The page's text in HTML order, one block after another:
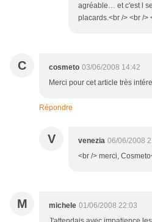
agréable… et c'est l
placards.<br /> <br />
C cosmeto 03/06/2008 14:42
Merci pour cet article très
Répondre
V venezia 06/06/2008
<br /> merci,
M michele 01/06/2008 22:03